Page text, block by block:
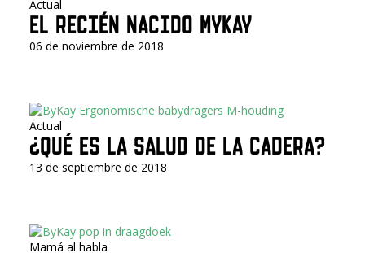
Actual
EL RECIÉN NACIDO MYKAY
06 de noviembre de 2018
Actual
¿QUÉ ES LA SALUD DE LA CADERA?
13 de septiembre de 2018
Mamá al habla